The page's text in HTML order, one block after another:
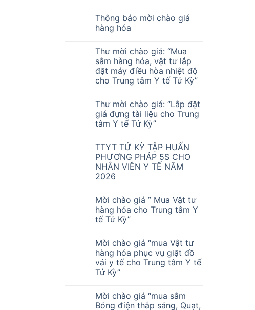
Thông báo mời chào giá
hàng hóa
Thư mời chào giá: “Mua
sắm hàng hóa, vật tư lắp
đặt máy điều hòa nhiệt độ
cho Trung tâm Y tế Tứ Kỳ”
Thư mời chào giá: “Lắp đặt
giá đựng tài liệu cho Trung
tâm Y tế Tứ Kỳ”
TTYT TỨ KỲ TẬP HUẤN
PHƯƠNG PHÁP 5S CHO
NHÂN VIÊN Y TẾ NĂM
2026
Mời chào giá ” Mua Vật tư
hàng hóa cho Trung tâm Y
tế Tứ Kỳ”
Mời chào giá “mua Vật tư
hàng hóa phục vụ giặt đồ
vải y tế cho Trung tâm Y tế
Tứ Kỳ”
Mời chào giá “mua sắm
Bóng điện thắp sáng, Quạt,